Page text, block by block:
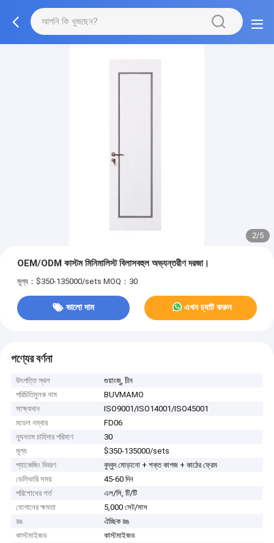
2/5
OEM/ODM কাস্টম মিনিমালিস্ট বিলাসবহুল অভ্যন্তরীণ দরজা।
মূল্য：$350-135000/sets MOQ：30
ভালো দাম এখন চ্যাট করুন
পণ্যের বর্ণনা
উৎপত্তি স্থল
গুয়াংজু, চীন
পরিচিতিমুলক নাম
BUVMAMO
সাক্ষ্যদান
ISO9001/ISO14001/ISO45001
মডেল নম্বার
FD06
ন্যূনতম চাহিদার পরিমাণ
30
মূল্য
$350-135000/sets
প্যাকেজিং বিবরণ
বুদ্বুদ মোড়ানো + শক্ত কাগজ + কাঠের ফ্রেম
ডেলিভারি সময়
45-60 দিন
পরিশোধের শর্ত
এল/সি, টি/টি
যোগানের ক্ষমতা
5,000 সেট/মাস
রঙ
ঐচ্ছিক রঙ
কাস্টমাইজড
কাস্টমাইজড